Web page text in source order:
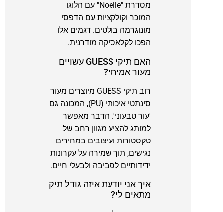
מסדרת "Noelle" עם הלוגו
המוכר וקולקציות עם הדפסי
מונוגרמה בולטים. דגמים אלו
הפכו לקלאסיקה מודרנית.
האם תיקי GUESS עשויים
מעור אמיתי?
רוב תיקי GUESS מיוצרים מעור
סינתטי איכותי (PU), המכונה גם
'עור טבעוני'. הדבר מאפשר
למותג להציע מגוון רחב של
טקסטורות ועיצובים במחירים
נגישים, תוך שמירה על עקרונות
ידידותיים לסביבה ולבעלי חיים.
איך אני יודעת איזה גודל תיק
מתאים לי?